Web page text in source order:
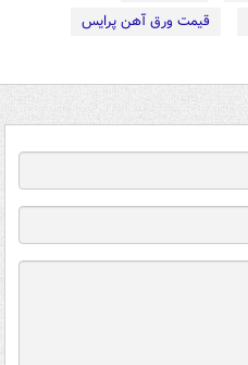
قیمت ورق آهن پرایس